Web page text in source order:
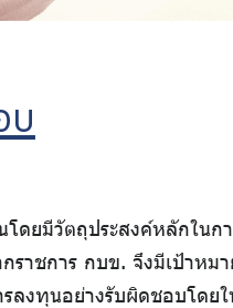
บ
ดยมีวัตถุประสงค์หลักในก
ราชการ กบข. จึงมีเป้าห
ลงทุนอย่างรับผิดชอบโด